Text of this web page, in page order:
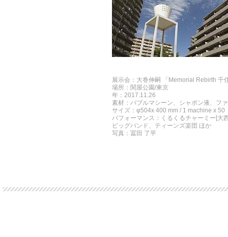
展示会：大巻伸嗣 「Memorial Rebirth 千
場所：関屋公園/東京
年：2017.11.26
素材：バブルマシーン、シャボン液、フ
サイズ：φ504x 400 mm / 1 machine x 50
パフォーマンス：くるくるチャーミー[大
ビッグバンド、ティーンズ楽団 ほか
写真：冨田 了平